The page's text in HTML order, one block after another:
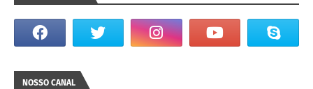
NOSSO CANAL